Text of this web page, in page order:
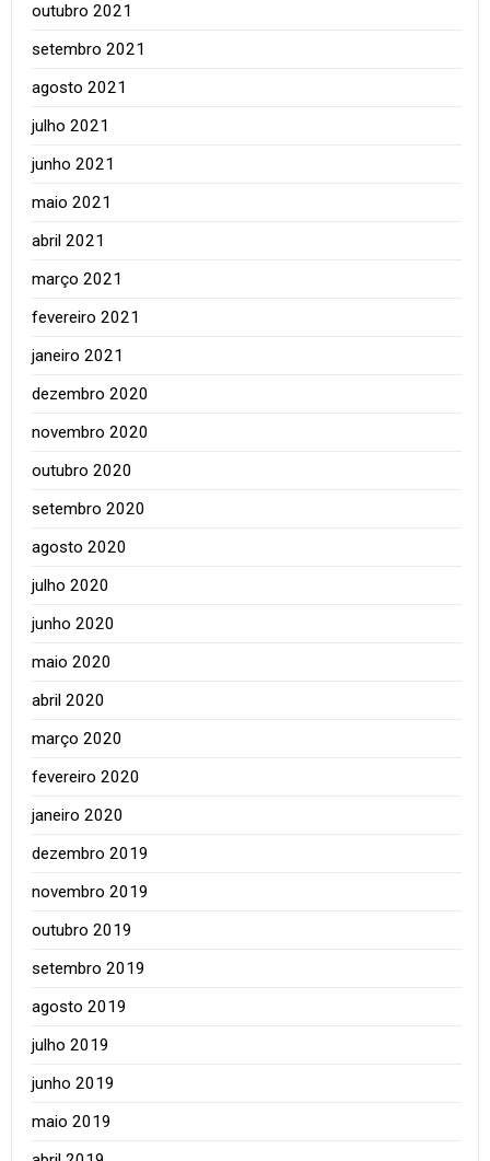
outubro 2021
setembro 2021
agosto 2021
julho 2021
junho 2021
maio 2021
abril 2021
março 2021
fevereiro 2021
janeiro 2021
dezembro 2020
novembro 2020
outubro 2020
setembro 2020
agosto 2020
julho 2020
junho 2020
maio 2020
abril 2020
março 2020
fevereiro 2020
janeiro 2020
dezembro 2019
novembro 2019
outubro 2019
setembro 2019
agosto 2019
julho 2019
junho 2019
maio 2019